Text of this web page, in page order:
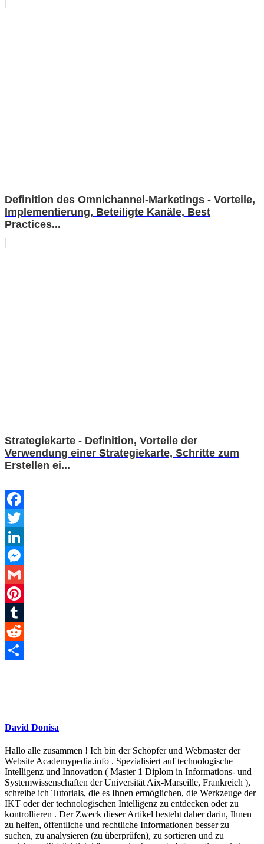
Definition des Omnichannel-Marketings - Vorteile,
Implementierung, Beteiligte Kanäle, Best
Practices...
Strategiekarte - Definition, Vorteile der
Verwendung einer Strategiekarte, Schritte zum
Erstellen ei...
Facebook
Twitter
LinkedIn
Messenger
Gmail
Pinterest
Tumblr
Reddit
David Donisa
Hallo alle zusammen ! Ich bin der Schöpfer und Webmaster der
Website Academypedia.info . Spezialisiert auf technologische
Intelligenz und Innovation ( Master 1 Diplom in Informations- und
Systemwissenschaften der Universität Aix-Marseille, Frankreich ),
schreibe ich Tutorials, die es Ihnen ermöglichen, die Werkzeuge der
IKT oder der technologischen Intelligenz zu entdecken oder zu
kontrollieren . Der Zweck dieser Artikel besteht daher darin, Ihnen
zu helfen, öffentliche und rechtliche Informationen besser zu
suchen, zu analysieren (zu überprüfen), zu sortieren und zu